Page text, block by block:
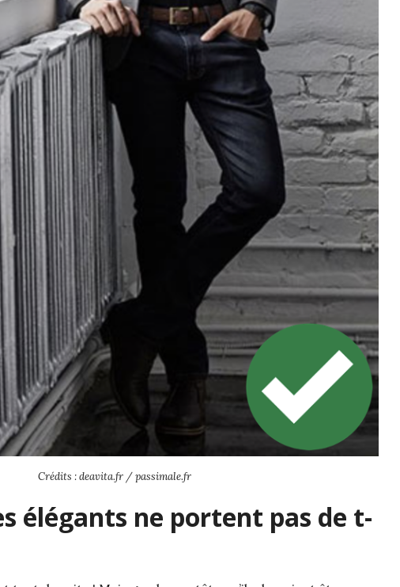
Crédits : deavita.fr / passimale.fr
élégants ne portent pas de t-